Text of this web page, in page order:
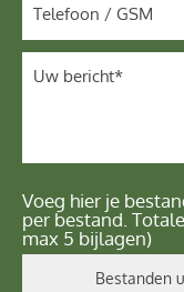
Voeg hier je
per bestand.
max 5 bijlagen)
Bestanden